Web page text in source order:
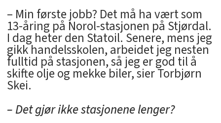
– Min første jobb? Det må ha vært som
13-åring på Norol-stasjonen på Stjørdal.
I dag heter den Statoil. Senere, mens jeg
gikk handelsskolen, arbeidet jeg nesten
fulltid på stasjonen, så jeg er god til å
skifte olje og mekke biler, sier Torbjørn
Skei.
– Det gjør ikke stasjonene lenger?